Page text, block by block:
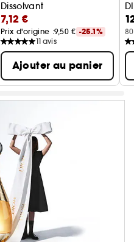
Dissolvant
7,12 €
Prix d'origine :9,50 € -25.1%
11 avis
Ajouter au panier